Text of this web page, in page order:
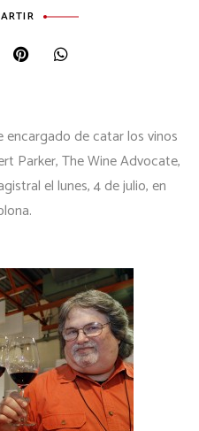
encargado de catar los vinos
Parker, The Wine Advocate,
el lunes, 4 de julio, en